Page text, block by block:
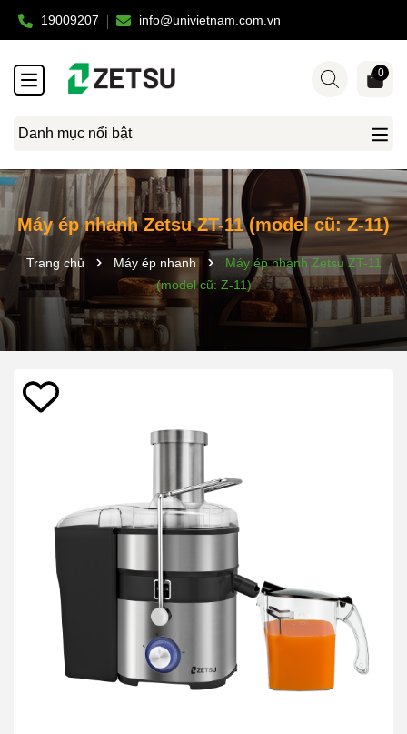
19009207 info@univietnam.com.vn
Danh mục nổi bật
0
Máy ép nhanh Zetsu ZT-11 (model cũ: Z-11)
Trang chủ Máy ép nhanh
Máy ép nhanh Zetsu ZT-11
(model cũ: Z-11)